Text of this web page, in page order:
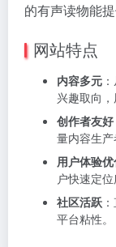
的有声读物能
网站特点
内容多元
兴趣取向，
创作者友好
量内容生产
用户体验
户快速定
社区活跃
平台粘性。